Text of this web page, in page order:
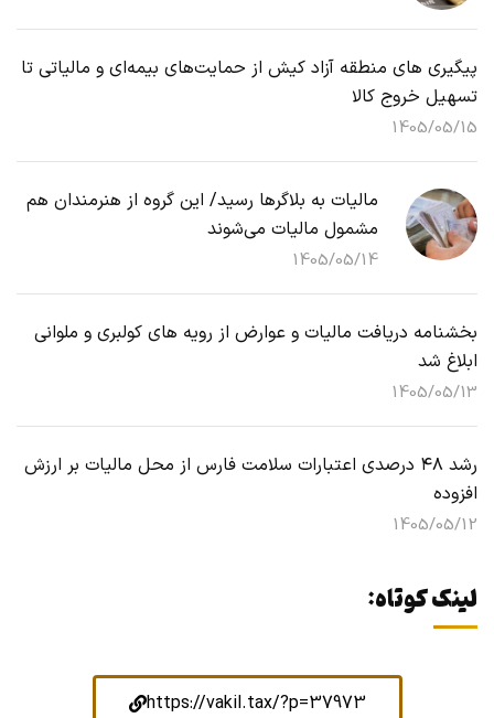
پیگیری های منطقه آزاد کیش از حمایت‌های بیمه‌ای و مالیاتی تا
تسهیل خروج کالا
1405/05/15
مالیات به بلاگرها رسید/ این گروه از هنرمندان هم
مشمول مالیات می‌شوند
1405/05/14
بخشنامه دریافت مالیات و عوارض از رویه های کولبری و ملوانی
ابلاغ شد
1405/05/13
رشد ۴۸ درصدی اعتبارات سلامت فارس از محل مالیات بر ارزش
افزوده
1405/05/12
لینک کوتاه:
https://vakil.tax/?p=37973